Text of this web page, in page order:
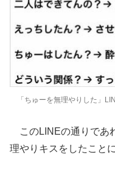
「ちゅーを無理やりした」
このLINEの通りであ
理やりキスをしたことに